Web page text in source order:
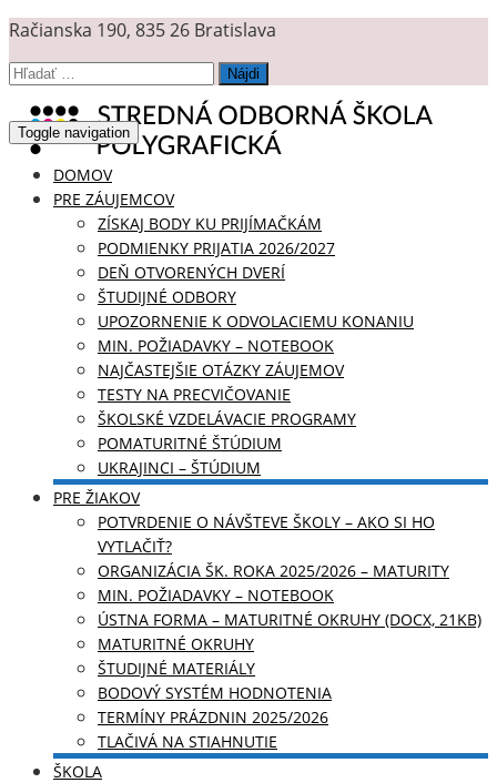
Račianska 190, 835 26 Bratislava
Hľadať:
Toggle navigation
DOMOV
PRE ZÁUJEMCOV
ZÍSKAJ BODY KU PRIJÍMAČKÁM
PODMIENKY PRIJATIA 2026/2027
DEŇ OTVORENÝCH DVERÍ
ŠTUDIJNÉ ODBORY
UPOZORNENIE K ODVOLACIEMU KONANIU
MIN. POŽIADAVKY – NOTEBOOK
NAJČASTEJŠIE OTÁZKY ZÁUJEMOV
TESTY NA PRECVIČOVANIE
ŠKOLSKÉ VZDELÁVACIE PROGRAMY
POMATURITNÉ ŠTÚDIUM
UKRAJINCI – ŠTÚDIUM
PRE ŽIAKOV
POTVRDENIE O NÁVŠTEVE ŠKOLY – AKO SI HO
VYTLAČIŤ?
ORGANIZÁCIA ŠK. ROKA 2025/2026 – MATURITY
MIN. POŽIADAVKY – NOTEBOOK
ÚSTNA FORMA – MATURITNÉ OKRUHY (DOCX, 21KB)
MATURITNÉ OKRUHY
ŠTUDIJNÉ MATERIÁLY
BODOVÝ SYSTÉM HODNOTENIA
TERMÍNY PRÁZDNIN 2025/2026
TLAČIVÁ NA STIAHNUTIE
ŠKOLA